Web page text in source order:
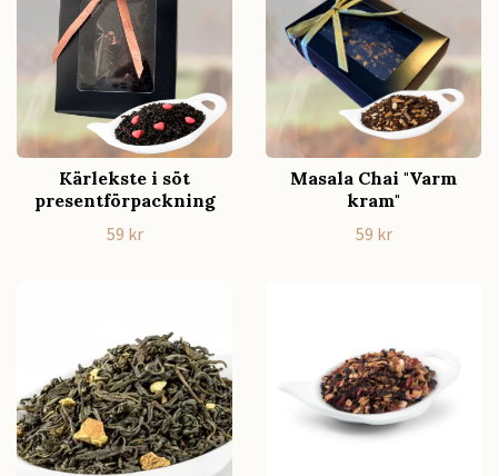
Kärlekste i söt
presentförpackning
59 kr
Masala Chai "Varm
kram"
59 kr